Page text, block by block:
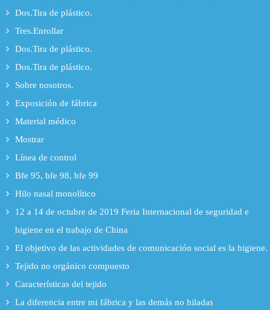
Dos.Tira de plástico.
Tres.Enrollar
Dos.Tira de plástico.
Dos.Tira de plástico.
Sobre nosotros.
Exposición de fábrica
Material médico
Mostrar
Línea de control
Bfe 95, bfe 98, bfe 99
Hilo nasal monolítico
12 a 14 de octubre de 2019 Feria Internacional de seguridad e
higiene en el trabajo de China
El objetivo de las actividades de comunicación social es la higiene.
Tejido no orgánico compuesto
Características del tejido
La diferencia entre mi fábrica y las demás no hiladas